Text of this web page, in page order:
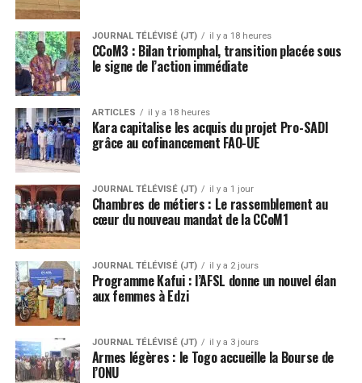
JOURNAL TÉLÉVISÉ (JT) il y a 18 heures
CCoM3 : Bilan triomphal, transition placée sous
le signe de l’action immédiate
ARTICLES il y a 18 heures
Kara capitalise les acquis du projet Pro-SADI
grâce au cofinancement FAO-UE
JOURNAL TÉLÉVISÉ (JT) il y a 1 jour
Chambres de métiers : Le rassemblement au
cœur du nouveau mandat de la CCoM1
JOURNAL TÉLÉVISÉ (JT) il y a 2 jours
Programme Kafui : l’AFSL donne un nouvel élan
aux femmes à Edzi
JOURNAL TÉLÉVISÉ (JT) il y a 3 jours
Armes légères : le Togo accueille la Bourse de
l’ONU